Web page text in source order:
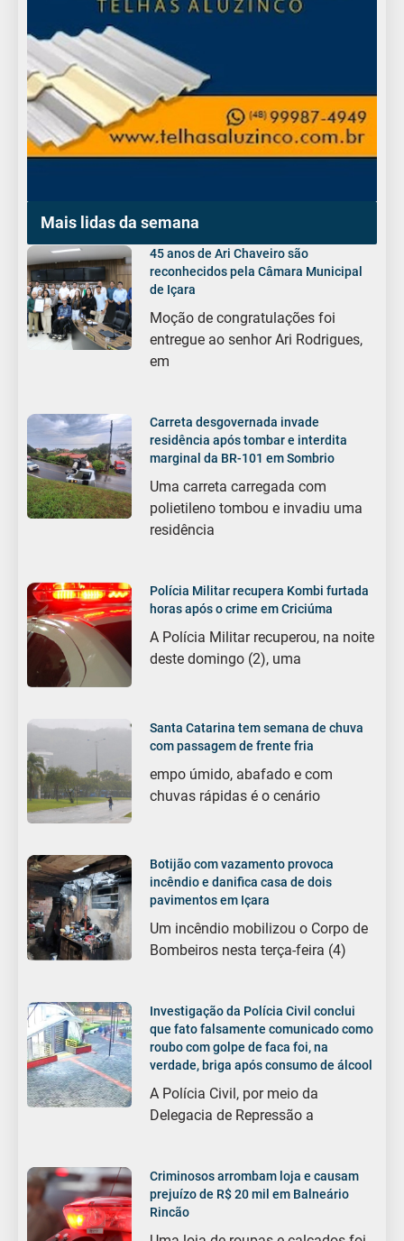
Mais lidas da semana
45 anos de Ari Chaveiro são
reconhecidos pela Câmara Municipal
de Içara
Moção de congratulações foi
entregue ao senhor Ari Rodrigues,
em
Carreta desgovernada invade
residência após tombar e interdita
marginal da BR-101 em Sombrio
Uma carreta carregada com
polietileno tombou e invadiu uma
residência
Polícia Militar recupera Kombi furtada
horas após o crime em Criciúma
A Polícia Militar recuperou, na noite
deste domingo (2), uma
Santa Catarina tem semana de chuva
com passagem de frente fria
empo úmido, abafado e com
chuvas rápidas é o cenário
Botijão com vazamento provoca
incêndio e danifica casa de dois
pavimentos em Içara
Um incêndio mobilizou o Corpo de
Bombeiros nesta terça-feira (4)
Investigação da Polícia Civil conclui
que fato falsamente comunicado como
roubo com golpe de faca foi, na
verdade, briga após consumo de álcool
A Polícia Civil, por meio da
Delegacia de Repressão a
Criminosos arrombam loja e causam
prejuízo de R$ 20 mil em Balneário
Rincão